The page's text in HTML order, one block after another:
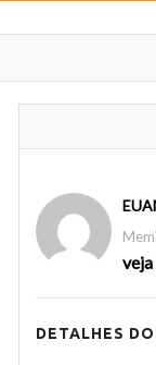
DETALHES